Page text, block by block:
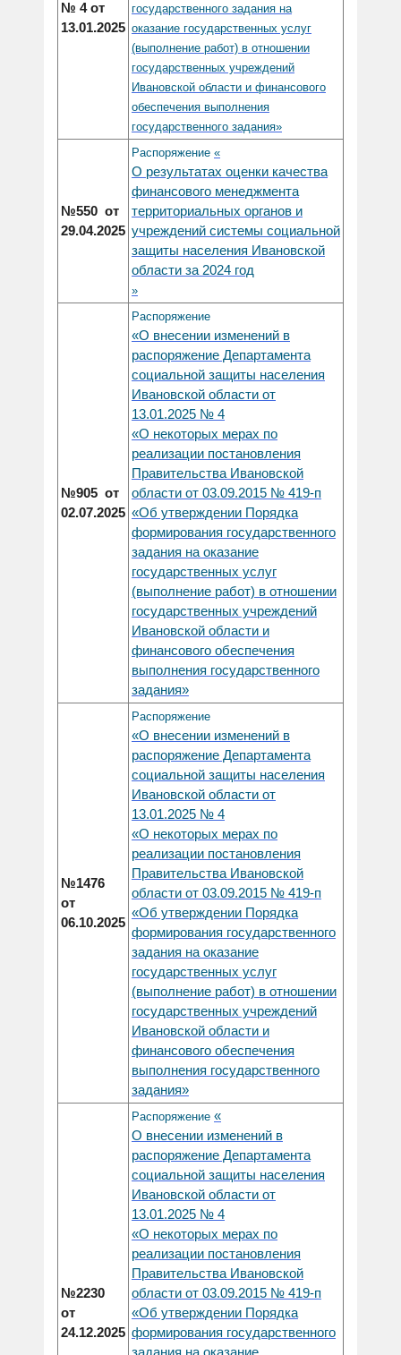
№ 4 от
13.01.2025
государственного задания на
оказание государственных услуг
(выполнение работ) в отношении
государственных учреждений
Ивановской области и финансового
обеспечения выполнения
государственного задания»
№550 от
29.04.2025
Распоряжение «
О результатах оценки качества
финансового менеджмента
территориальных органов и
учреждений системы социальной
защиты населения Ивановской
области за 2024 год
»
№905 от
02.07.2025
Распоряжение
«О внесении изменений в
распоряжение Департамента
социальной защиты населения
Ивановской области от
13.01.2025 № 4
«О некоторых мерах по
реализации постановления
Правительства Ивановской
области от 03.09.2015 № 419-п
«Об утверждении Порядка
формирования государственного
задания на оказание
государственных услуг
(выполнение работ) в отношении
государственных учреждений
Ивановской области и
финансового обеспечения
выполнения государственного
задания»
№1476
от
06.10.2025
Распоряжение
«О внесении изменений в
распоряжение Департамента
социальной защиты населения
Ивановской области от
13.01.2025 № 4
«О некоторых мерах по
реализации постановления
Правительства Ивановской
области от 03.09.2015 № 419-п
«Об утверждении Порядка
формирования государственного
задания на оказание
государственных услуг
(выполнение работ) в отношении
государственных учреждений
Ивановской области и
финансового обеспечения
выполнения государственного
задания»
№2230
от
24.12.2025
Распоряжение «
О внесении изменений в
распоряжение Департамента
социальной защиты населения
Ивановской области от
13.01.2025 № 4
«О некоторых мерах по
реализации постановления
Правительства Ивановской
области от 03.09.2015 № 419-п
«Об утверждении Порядка
формирования государственного
задания на оказание